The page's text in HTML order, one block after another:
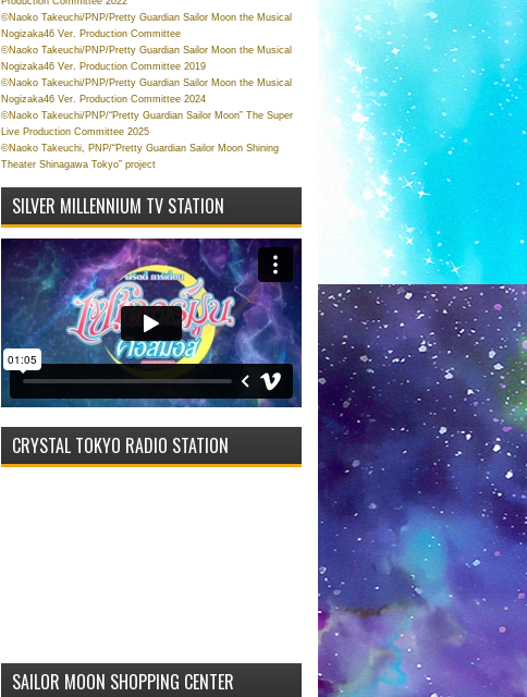
©Naoko Takeuchi/PNP/Pretty Guardian Sailor Moon the Musical
Nogizaka46 Ver. Production Committee
©Naoko Takeuchi/PNP/Pretty Guardian Sailor Moon the Musical
Nogizaka46 Ver. Production Committee 2019
©Naoko Takeuchi/PNP/Pretty Guardian Sailor Moon the Musical
Nogizaka46 Ver. Production Committee 2024
©Naoko Takeuchi/PNP/“Pretty Guardian Sailor Moon” The Super
Live Production Committee 2025
©Naoko Takeuchi, PNP/“Pretty Guardian Sailor Moon Shining
Theater Shinagawa Tokyo” project
SILVER MILLENNIUM TV STATION
CRYSTAL TOKYO RADIO STATION
SAILOR MOON SHOPPING CENTER